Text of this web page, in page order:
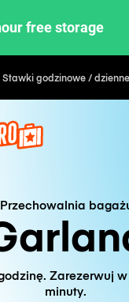
free storage
Stawki godzinowe / dzienne
Przechowalnia
Zarezerwuj
minuty.